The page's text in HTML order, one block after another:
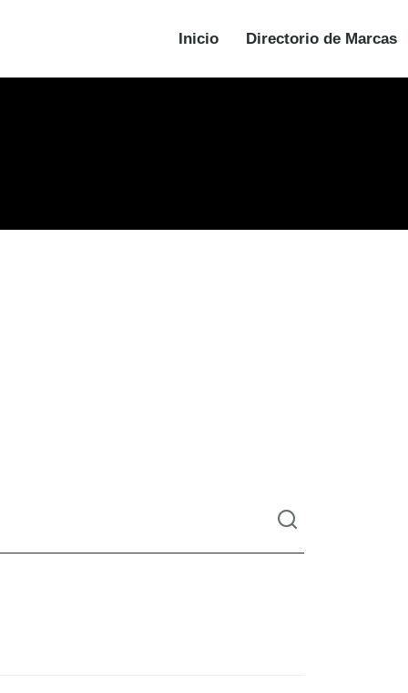
Inicio Directorio de Marcas